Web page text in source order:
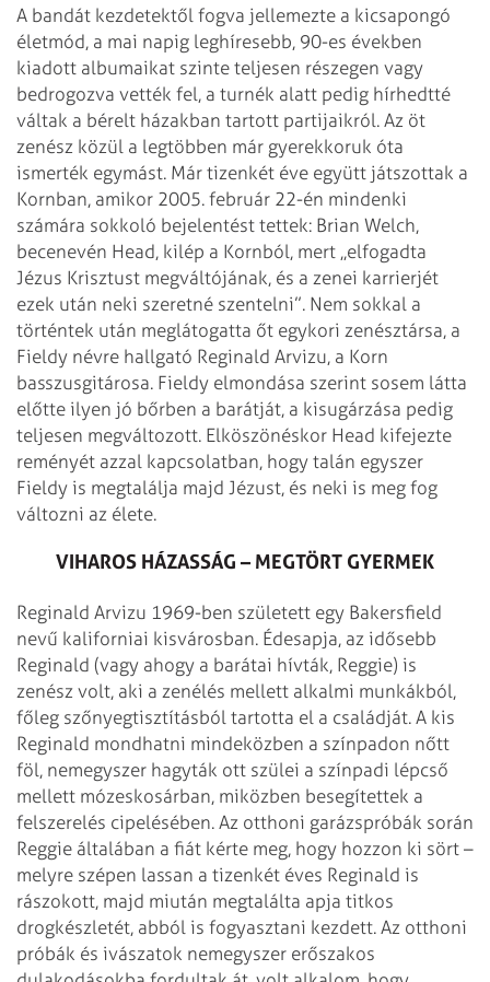
A bandát kezdetektől fogva jellemezte a kicsapongó
életmód, a mai napig leghíresebb, 90-es években
kiadott albumaikat szinte teljesen részegen vagy
bedrogozva vették fel, a turnék alatt pedig hírhedtté
váltak a bérelt házakban tartott partijaikról. Az öt
zenész közül a legtöbben már gyerekkoruk óta
ismerték egymást. Már tizenkét éve együtt játszottak a
Kornban, amikor 2005. február 22-én mindenki
számára sokkoló bejelentést tettek: Brian Welch,
becenevén Head, kilép a Kornból, mert ,,elfogadta
Jézus Krisztust megváltójának, és a zenei karrierjét
ezek után neki szeretné szentelni”. Nem sokkal a
történtek után meglátogatta őt egykori zenésztársa, a
Fieldy névre hallgató Reginald Arvizu, a Korn
basszusgitárosa. Fieldy elmondása szerint sosem látta
előtte ilyen jó bőrben a barátját, a kisugárzása pedig
teljesen megváltozott. Elköszönéskor Head kifejezte
reményét azzal kapcsolatban, hogy talán egyszer
Fieldy is megtalálja majd Jézust, és neki is meg fog
változni az élete.
VIHAROS HÁZASSÁG – MEGTÖRT GYERMEK
Reginald Arvizu 1969-ben született egy Bakersfield
nevű kaliforniai kisvárosban. Édesapja, az idősebb
Reginald (vagy ahogy a barátai hívták, Reggie) is
zenész volt, aki a zenélés mellett alkalmi munkákból,
főleg szőnyegtisztításból tartotta el a családját. A kis
Reginald mondhatni mindeközben a színpadon nőtt
föl, nem­egyszer hagyták ott szülei a színpadi lépcső
mellett mózeskosárban, miközben besegítettek a
felszerelés cipelésében. Az otthoni garázspróbák során
Reggie általában a fiát kérte meg, hogy hozzon ki sört –
melyre szépen lassan a tizenkét éves Reginald is
rászokott, majd miután megtalálta apja titkos
drogkészletét, abból is fogyasztani kezdett. Az otthoni
próbák és ivászatok nemegyszer erőszakos